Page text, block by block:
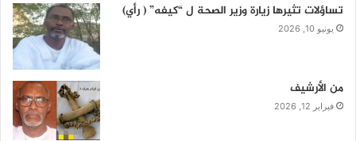
تساؤلات تثيرها زيارة وزير الصحة ل “كيفه” ( رأي)
يونيو 10, 2026
من الأرشيف
فبراير 12, 2026